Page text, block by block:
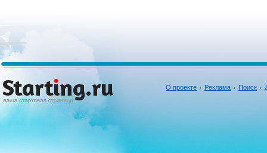
О проекте Реклама Поиск